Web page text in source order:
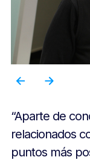
“Aparte de
relacionados
puntos más